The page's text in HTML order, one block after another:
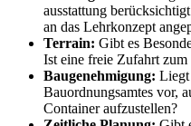
ausstattung
an das Lehrkonzept
Terrain: Gibt es
Ist eine freie Zufahrt
Baugenehmigung: Liegt
Bauordnungsamtes vor,
Container aufzustellen?